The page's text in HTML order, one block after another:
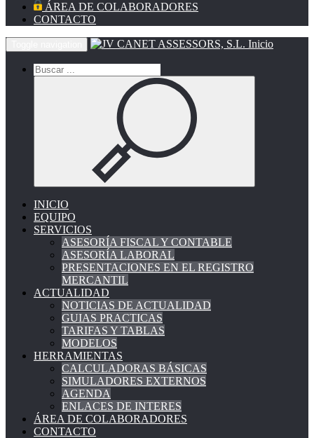
ÁREA DE COLABORADORES
CONTACTO
Inicio
INICIO
EQUIPO
SERVICIOS
ASESORÍA FISCAL Y CONTABLE
ASESORÍA LABORAL
PRESENTACIONES EN EL REGISTRO
MERCANTIL
ACTUALIDAD
NOTICIAS DE ACTUALIDAD
GUIAS PRACTICAS
TARIFAS Y TABLAS
MODELOS
HERRAMIENTAS
CALCULADORAS BÁSICAS
SIMULADORES EXTERNOS
AGENDA
ENLACES DE INTERES
ÁREA DE COLABORADORES
CONTACTO